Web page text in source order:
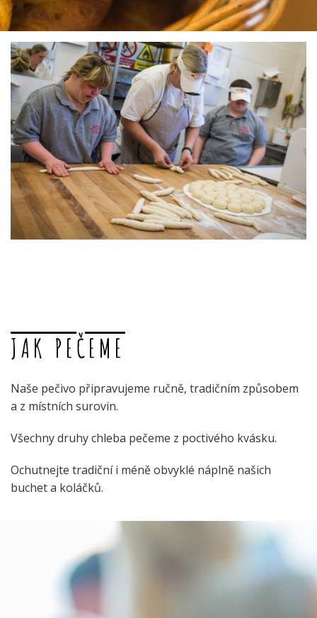
JAK PEČEME
Naše pečivo připravujeme ručně, tradičním způsobem
a z místních surovin.
Všechny druhy chleba pečeme z poctivého kvásku.
Ochutnejte tradiční i méně obvyklé náplně našich
buchet a koláčků.